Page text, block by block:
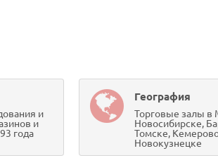
и
и
года
География
Торговые залы в
Новосибирске,
Томске,
Новокузнецке